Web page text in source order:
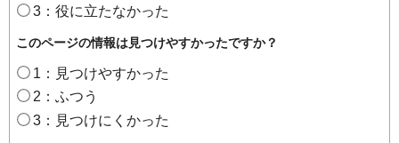
3：役に立たなかった
このページの情報は見つけやすかったですか？
1：見つけやすかった
2：ふつう
3：見つけにくかった